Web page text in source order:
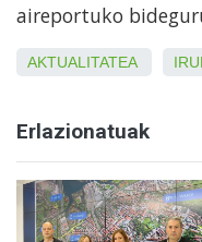
aireportuko
AKTUALITATEA
Erlazionatuak